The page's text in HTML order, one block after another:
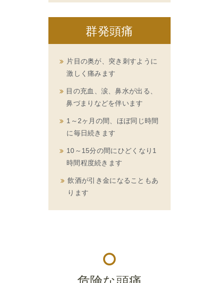
群発頭痛
片目の奥が、突き刺すように
激しく痛みます
目の充血、涙、鼻水が出る、
鼻づまりなどを伴います
1～2ヶ月の間、ほぼ同じ時間
に毎日続きます
10～15分の間にひどくなり1
時間程度続きます
飲酒が引き金になることもあ
ります